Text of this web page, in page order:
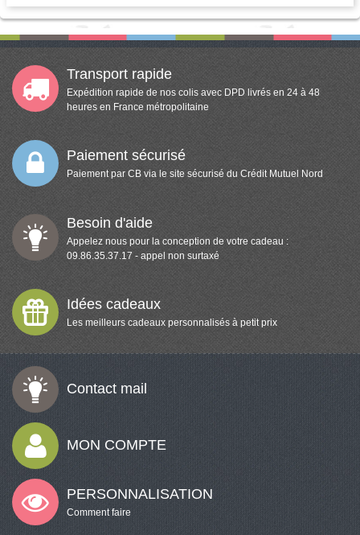
Transport rapide
Expédition rapide de nos colis avec DPD livrés en 24 à 48
heures en France métropolitaine
Paiement sécurisé
Paiement par CB via le site sécurisé du Crédit Mutuel Nord
Besoin d'aide
Appelez nous pour la conception de votre cadeau :
09.86.35.37.17 - appel non surtaxé
Idées cadeaux
Les meilleurs cadeaux personnalisés à petit prix
Contact mail
MON COMPTE
PERSONNALISATION
Comment faire